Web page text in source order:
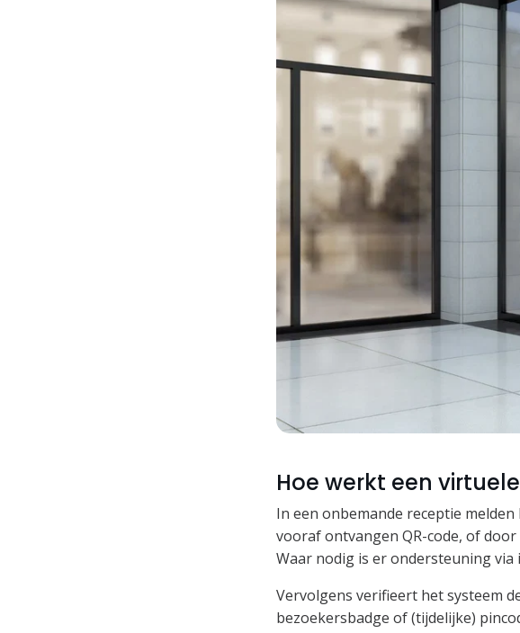
Hoe werkt een
In een onbemande receptie
vooraf ontvangen QR-code, of
Waar nodig is er ondersteuning via
Vervolgens verifieert het systeem
bezoekersbadge of (tijdelijke)